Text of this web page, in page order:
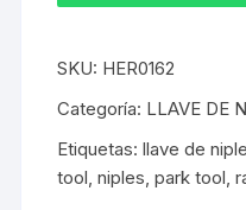
Park
SW-
7.2
SKU: HER0162
Categoría: LLAVE DE
Etiquetas:llave de
tool,niples,park tool,